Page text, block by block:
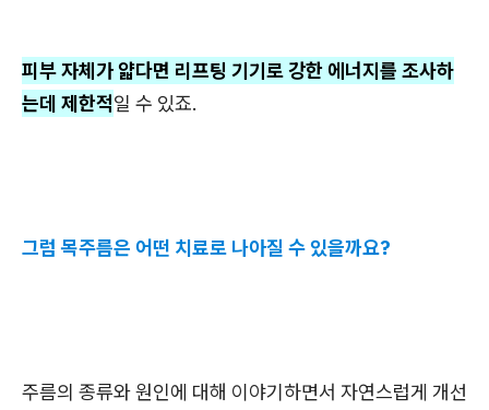
피부 자체가 얇다면 리프팅 기기로 강한 에너지를 조사하
는데 제한적일 수 있죠.
그럼 목주름은 어떤 치료로 나아질 수 있을까요?
주름의 종류와 원인에 대해 이야기하면서 자연스럽게 개선